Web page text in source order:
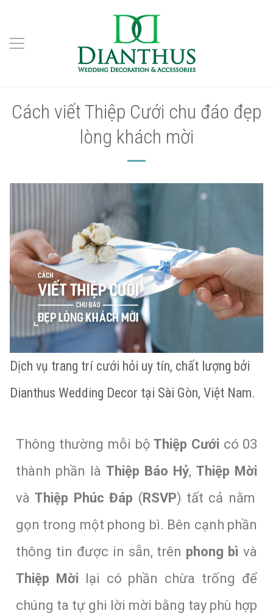
Cách viết Thiệp Cưới chu đáo đẹp
lòng khách mời
Dịch vụ trang trí cưới hỏi uy tín, chất lượng bởi
Dianthus Wedding Decor tại Sài Gòn, Việt Nam.
Thông thường mỗi bộ Thiệp Cưới có 03
thành phần là Thiệp Báo Hỷ,Thiệp Mời
vàThiệp Phúc Đáp (RSVP) tất cả nằm
gọn trong một phong bì. Bên cạnh phần
thông tin được in sẵn, trên phong bìvà
Thiệp Mời lại có phần chừa trống để
chúng ta tự ghi lời mời bằng tay phù hợp